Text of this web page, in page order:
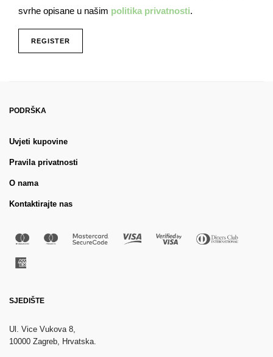
svrhe opisane u našim politika privatnosti.
REGISTER
PODRŠKA
Uvjeti kupovine
Pravila privatnosti
O nama
Kontaktirajte nas
SJEDIŠTE
Ul. Vice Vukova 8,
10000 Zagreb, Hrvatska.